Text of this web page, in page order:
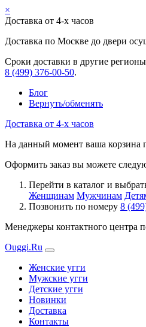
×
Доставка от 4-х часов
Доставка по Москве до двери
Сроки доставки в другие
8 (499) 376-00-50.
Блог
Вернуть/обменять
Доставка от 4-х часов
На данный момент ваша корзина
Оформить заказ вы можете
Перейти в каталог и
Женщинам Мужчинам
Позвонить по номеру 8
Менеджеры контактного центра
Ouggi.Ru
Женские угги
Мужские угги
Детские угги
Новинки
Доставка
Контакты